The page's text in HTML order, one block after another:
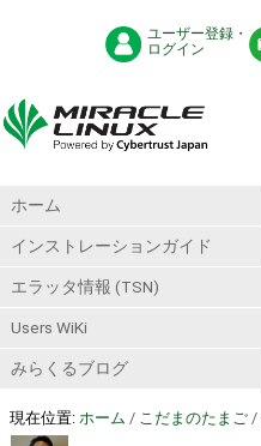
ユーザー登録・
ログイン
ホーム
インストレーションガイド
エラッタ情報 (TSN)
Users WiKi
みらくるブログ
現在位置: ホーム / こだまのたまご /